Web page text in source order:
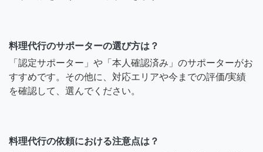
料理代行のサポーターの選び方は？
「認定サポーター」や「本人確認済み」のサポーターがお
すすめです。その他に、対応エリアや今までの評価/実績
を確認して、選んでください。
料理代行の依頼における注意点は？